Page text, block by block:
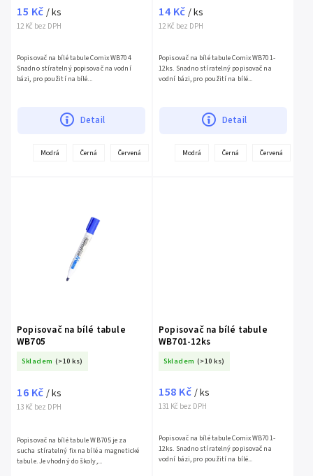
12 Kč bez DPH
15 Kč / ks
Detail
Popisovač na bílé tabule Comix WB704
Snadno stíratelný popisovač na vodní
bázi, pro použití na bílé...
Modrá Černá Červená
12 Kč bez DPH
14 Kč / ks
Detail
Popisovač na bílé tabule Comix WB701-
12ks. Snadno stíratelný popisovač na
vodní bázi, pro použití na bílé...
Modrá Černá Červená
Popisovač na bílé tabule
WB705
Skladem (>10 ks)
13 Kč bez DPH
16 Kč / ks
Popisovač na bílé tabule WB705 je za
sucha stíratelný fix na bílé a magnetické
tabule. Je vhodný do školy,...
Popisovač na bílé tabule
WB701-12ks
Skladem (>10 ks)
131 Kč bez DPH
158 Kč / ks
Popisovač na bílé tabule Comix WB701-
12ks. Snadno stíratelný popisovač na
vodní bázi, pro použití na bílé...